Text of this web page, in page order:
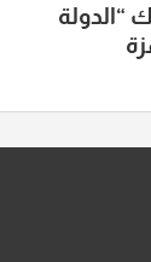
“الدولة